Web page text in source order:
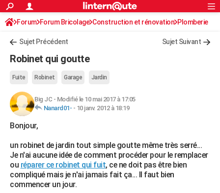
ACTUALITÉS
Politique
Société
Faits Divers
Education
Monde
Villes
+
AUTO
Essais
Réserver un essai
Citadines
Berlines
SUV
Forum auto
+HIGH-TECH
Mobiles
Meilleur smartphone
Internet
Ordinateurs
Jeux vidéo
Guide high-tech
+BRICOLAGE
Forum
Aménagement intérieur
Extérieur
Cuisine
Salle de bains
Jardinage
Rangement
WEEK-END
Guides de France
Escapades
Patrimoine
Expositions
Musées
Week-end nature
+LIFESTYLE
Art de vivre
Bien-être
Loisirs
Mode
Modes de vie
Rechercher
S'inscrire
Connexion
Forum Forum Bricolage Construction et rénovation Plomberie
Sujet Précédent Sujet Suivant
Robinet qui goutte
Fuite Robinet Garage Jardin
Big JC - Modifié le 10 mai 2017 à 17:05
Nanard01- - 10 janv. 2012 à 18:19
Bonjour,
un robinet de jardin tout simple goutte même très serré...
Je n'ai aucune idée de comment procéder pour le remplacer
ou réparer ce robinet qui fuit, ce ne doit pas être bien
compliqué mais je n'ai jamais fait ça... Il faut bien
commencer un jour.